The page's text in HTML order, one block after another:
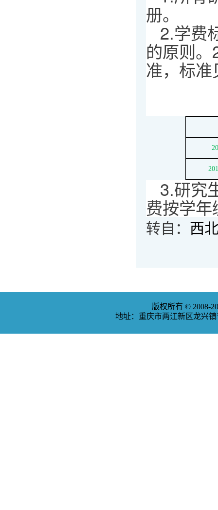
册。
2.学费
的原则
准，标准
3.研究
费按学
转自： 西
版权所有 © 2008-
地址：重庆市两江新区龙兴镇